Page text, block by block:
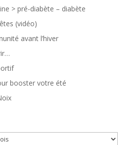
> pré-diabète – diabète
(vidéo)
avant l’hiver
booster votre été